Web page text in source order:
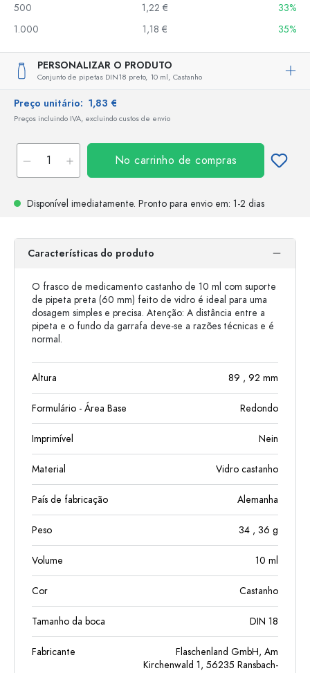
500
1,22 €
33%
1.000
1,18 € 35%
PERSONALIZAR O PRODUTO
Conjunto de pipetas DIN18 preto, 10 ml, Castanho
Preço unitário: 1,83 €
Preços incluindo IVA, excluindo custos de envio
No carrinho de compras
Disponível imediatamente. Pronto para envio em: 1-2 dias
Características do produto
O frasco de medicamento castanho de 10 ml com suporte
de pipeta preta (60 mm) feito de vidro é ideal para uma
dosagem simples e precisa. Atenção: A distância entre a
pipeta e o fundo da garrafa deve-se a razões técnicas e é
normal.
Altura 89 , 92 mm
Formulário - Área Base Redondo
Imprimível Nein
Material Vidro castanho
País de fabricação Alemanha
Peso 34 , 36 g
Volume 10 ml
Cor Castanho
Tamanho da boca DIN 18
Fabricante
Flaschenland GmbH, Am
Kirchenwald 1, 56235 Ransbach-